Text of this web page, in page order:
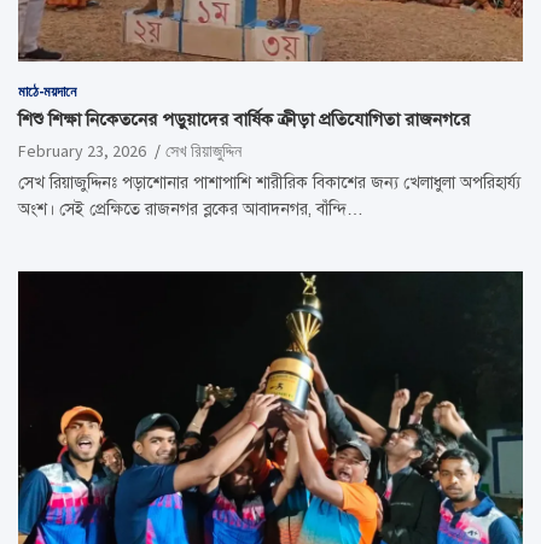
মাঠে-ময়দানে
শিশু শিক্ষা নিকেতনের পড়ুয়াদের বার্ষিক ক্রীড়া প্রতিযোগিতা রাজনগরে
February 23, 2026
সেখ রিয়াজুদ্দিন
সেখ রিয়াজুদ্দিনঃ পড়াশোনার পাশাপাশি শারীরিক বিকাশের জন্য খেলাধুলা অপরিহার্য্য
অংশ। সেই প্রেক্ষিতে রাজনগর ব্লকের আবাদনগর, বাঁন্দি…